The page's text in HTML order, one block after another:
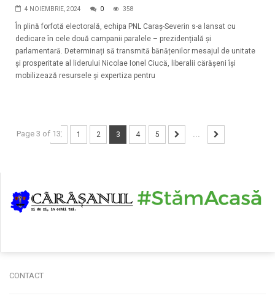
4 NOIEMBRIE, 2024 0 358
În plină forfotă electorală, echipa PNL Caraș-Severin s-a lansat cu
dedicare în cele două campanii paralele – prezidențială și
parlamentară. Determinați să transmită bănățenilor mesajul de unitate
și prosperitate al liderului Nicolae Ionel Ciucă, liberalii cărășeni își
mobilizează resursele și expertiza pentru
Page 3 of 13 1 2 3 4 5 ...
CONTACT